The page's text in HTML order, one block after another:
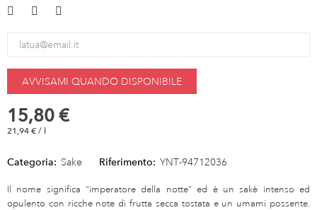
AVVISAMI QUANDO DISPONIBILE
15,80 €
21,94 € / l
Categoria: Sake Riferimento: YNT-94712036
Il nome significa "imperatore della notte" ed è un sakè intenso ed
opulento con ricche note di frutta secca tostata e un umami possente.